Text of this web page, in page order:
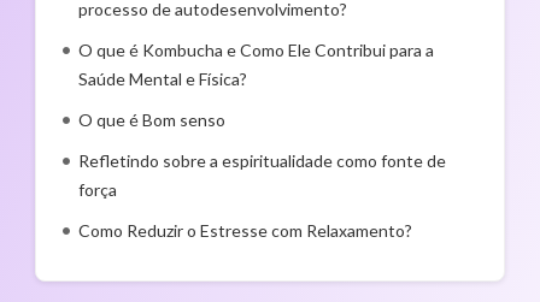
processo de autodesenvolvimento?
O que é Kombucha e Como Ele Contribui para a
Saúde Mental e Física?
O que é Bom senso
Refletindo sobre a espiritualidade como fonte de
força
Como Reduzir o Estresse com Relaxamento?